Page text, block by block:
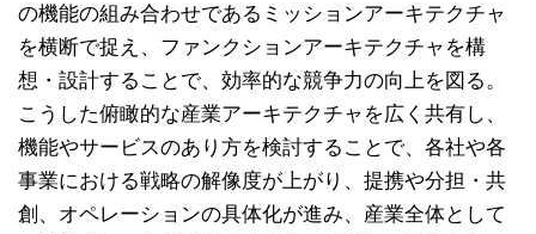
の機能の組み合わせであるミッションアーキテクチャ
を横断で捉え、ファンクションアーキテクチャを構
想・設計することで、効率的な競争力の向上を図る。
こうした俯瞰的な産業アーキテクチャを広く共有し、
機能やサービスのあり方を検討することで、各社や各
事業における戦略の解像度が上がり、提携や分担・共
創、オペレーションの具体化が進み、産業全体として